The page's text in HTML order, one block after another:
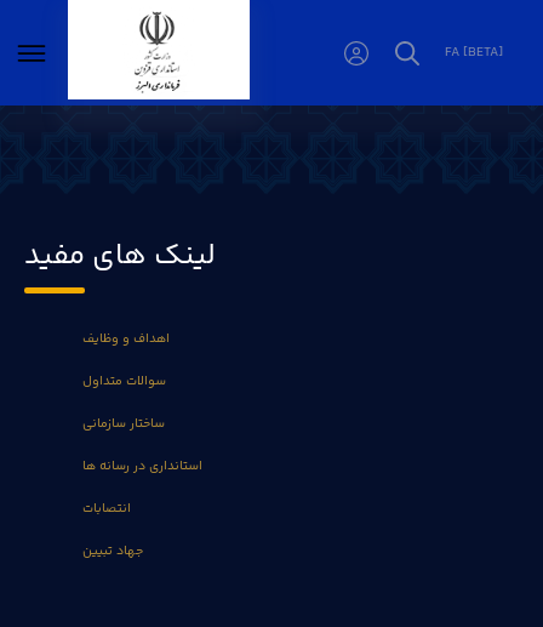
FA [BETA]
لینک های مفید
اهداف و وظایف
سوالات متداول
ساختار سازمانی
استانداری در رسانه ها
انتصابات
جهاد تبیین